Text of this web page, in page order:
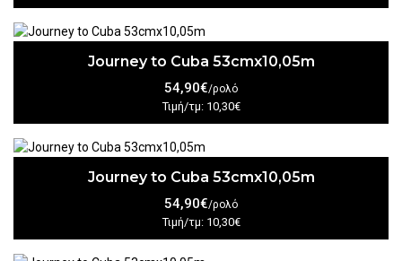
Journey to Cuba 53cmx10,05m
54,90€/ρολό
Τιμή/τμ: 10,30€
Journey to Cuba 53cmx10,05m
54,90€/ρολό
Τιμή/τμ: 10,30€